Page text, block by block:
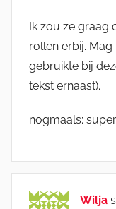
Ik zou ze graag
rollen erbij.
gebruikte bij
tekst ernaast).
nogmaals:
Wilja